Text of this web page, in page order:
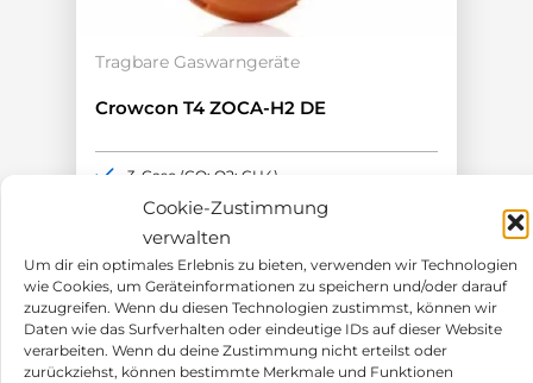
Cookie-Zustimmung
verwalten
Um dir ein optimales Erlebnis zu bieten, verwenden wir Technologien
wie Cookies, um Geräteinformationen zu speichern und/oder darauf
zuzugreifen. Wenn du diesen Technologien zustimmst, können wir
Daten wie das Surfverhalten oder eindeutige IDs auf dieser Website
verarbeiten. Wenn du deine Zustimmung nicht erteilst oder
zurückziehst, können bestimmte Merkmale und Funktionen
Tragbare Gaswarngeräte
Crowcon T4 ZOCA-H2 DE
644,00€
3-Gase (CO; O2; CH4)
H2 kompensierter CO Sensor
18h Akkulaufzeit
Aufrüstbar bis IP67